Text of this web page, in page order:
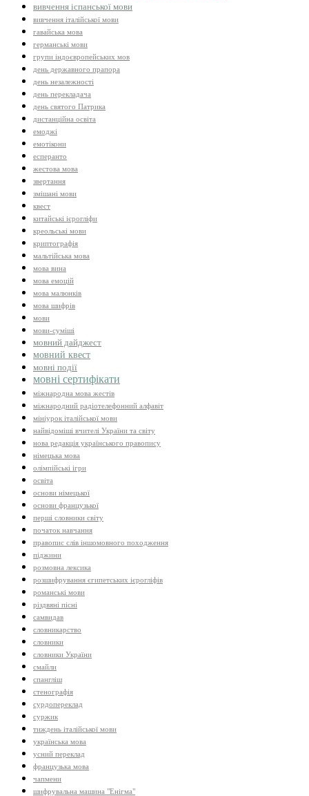
вивчення іспанської мови
вивчення італійської мови
гавайська мова
германські мови
групи індоєвропейських мов
день державного прапора
день незалежності
день перекладача
день святого Патрика
дистанційна освіта
емоджі
емотікони
есперанто
жестова мова
звертання
змішані мови
квест
китайські ієрогліфи
креольські мови
криптографія
мальтійська мова
мова вина
мова емоцій
мова малюнків
мова шифрів
мови
мови-суміші
мовний дайджест
мовний квест
мовні події
мовні сертифікати
міжнародна мова жестів
міжнародний радіотелефонний алфавіт
мініурок італійської мови
найвідоміші вчителі України та світу
нова редакція українського правопису
німецька мова
олімпійські ігри
освіта
основи німецької
основи французької
перші словники світу
початок навчання
правопис слів іншомовного походження
піджини
розмовна лексика
розшифрування єгипетських ієрогліфів
романські мови
різдвяні пісні
самвидав
словникарство
словники
словники України
смайли
спангліш
стенографія
сурдопереклад
суржик
тиждень італійської мови
українська мова
усний переклад
французька мова
чапмени
шифрувальна машина "Енігма"